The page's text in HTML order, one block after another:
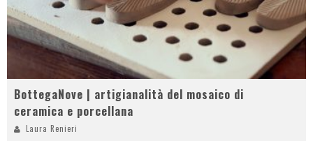
BottegaNove | artigianalità del mosaico di
ceramica e porcellana
Laura Renieri